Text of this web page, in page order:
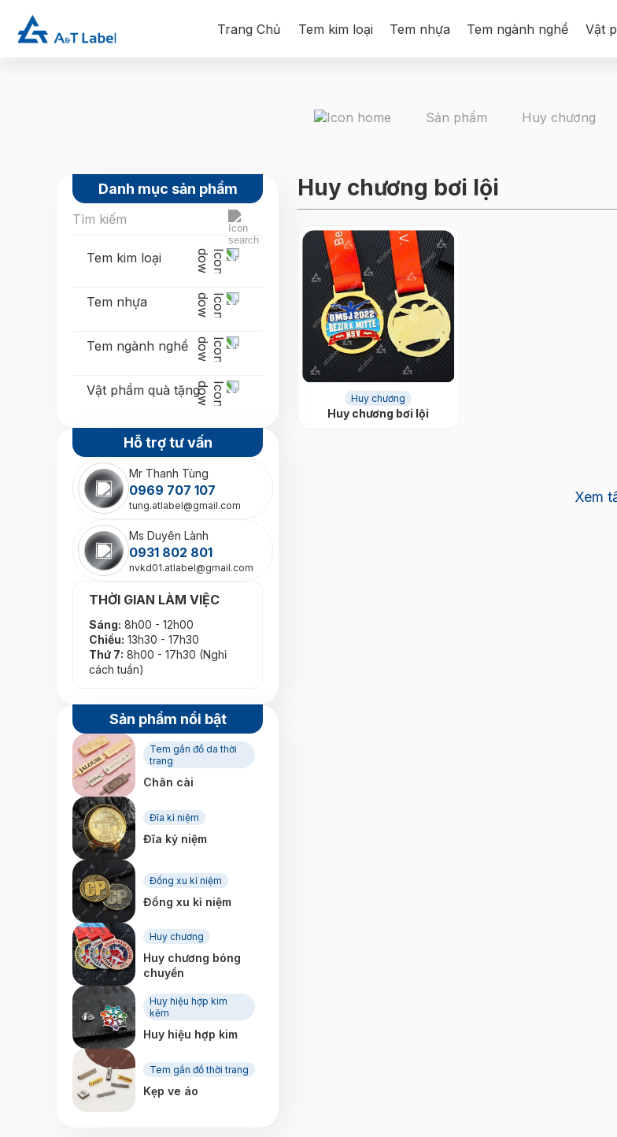
Trang Chủ Tem kim loại Tem nhựa Tem ngành nghề Vật
Sản phẩm Huy chương
Danh mục sản phẩm
Tem kim loại
Tem nhựa
Tem ngành nghề
Vật phẩm quà tặng
Hỗ trợ tư vấn
Mr Thanh Tùng
0969 707 107
tung.atlabel@gmail.com
Ms Duyên Lành
0931 802 801
nvkd01.atlabel@gmail.com
THỜI GIAN LÀM VIỆC
Sáng: 8h00 - 12h00
Chiều: 13h30 - 17h30
Thứ 7: 8h00 - 17h30 (Nghỉ
cách tuần)
Sản phẩm nổi bật
Tem gắn đồ da thời
trang
Chân cài
Đĩa kỉ niệm
Đĩa kỷ niệm
Đồng xu kỉ niệm
Đồng xu kỉ niệm
Huy chương
Huy chương bóng
chuyền
Huy hiệu hợp kim
kẽm
Huy hiệu hợp kim
Tem gắn đồ thời trang
Kẹp ve áo
Huy chương bơi lội
Huy chương
Huy chương bơi lội
Xem